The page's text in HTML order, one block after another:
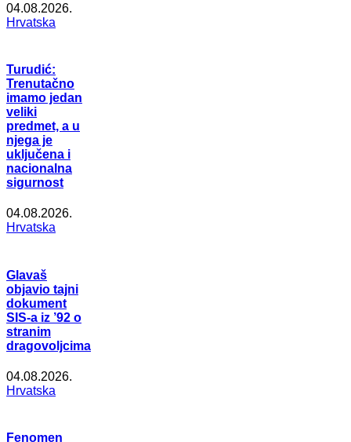
04.08.2026.
Hrvatska
Turudić:
Trenutačno
imamo jedan
veliki
predmet, a u
njega je
uključena i
nacionalna
sigurnost
04.08.2026.
Hrvatska
Glavaš
objavio tajni
dokument
SIS-a iz ’92 o
stranim
dragovoljcima
04.08.2026.
Hrvatska
Fenomen